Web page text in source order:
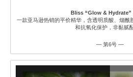
Bliss “Glow & Hydrate”
一款亚马逊热销的平价精华，含透明质酸、烟酰
和抗氧化保护，非黏腻配
— 第6号 —